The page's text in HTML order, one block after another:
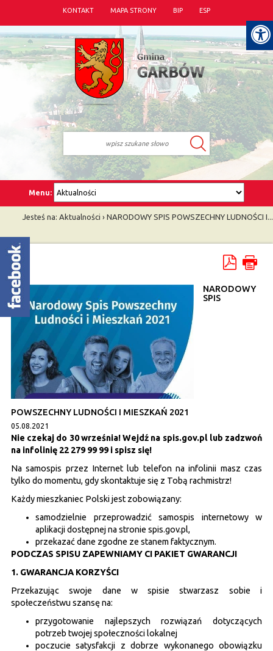
KONTAKT MAPA STRONY BIP ESP
Menu:
Jesteś na: Aktualności › NARODOWY SPIS POWSZECHNY LUDNOŚCI I...
NARODOWY
SPIS
POWSZECHNY LUDNOŚCI I MIESZKAŃ 2021
05.08.2021
Nie czekaj do 30 września! Wejdź na spis.gov.pl lub zadzwoń
na infolinię 22 279 99 99 i spisz się!
Na samospis przez Internet lub telefon na infolinii masz czas
tylko do momentu, gdy skontaktuje się z Tobą rachmistrz!
Każdy mieszkaniec Polski jest zobowiązany:
samodzielnie przeprowadzić samospis internetowy w
aplikacji dostępnej na stronie spis.gov.pl,
przekazać dane zgodne ze stanem faktycznym.
PODCZAS SPISU ZAPEWNIAMY CI PAKIET GWARANCJI
1. GWARANCJA KORZYŚCI
Przekazując swoje dane w spisie stwarzasz sobie i
społeczeństwu szansę na:
przygotowanie najlepszych rozwiązań dotyczących
potrzeb twojej społeczności lokalnej
poczucie satysfakcji z dobrze wykonanego obowiązku